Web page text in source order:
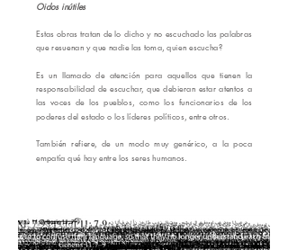
Oidos inútiles
Estas obras tratan de lo dicho y no escuchado las palabras
que resuenan y que nadie las toma, quien escucha?
Es un llamado de atención para aquellos que tienen la
responsabilidad de escuchar, que debieran estar atentos a
las voces de los pueblos, como los funcionarios de los
poderes del estado o los líderes políticos, entre otros.
También refiere, de un modo muy genérico, a la poca
empatía qué hay entre los seres humanos.